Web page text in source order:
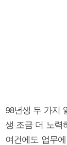
98년생 두 가지
생 조금 더 노력
여건에도 업무